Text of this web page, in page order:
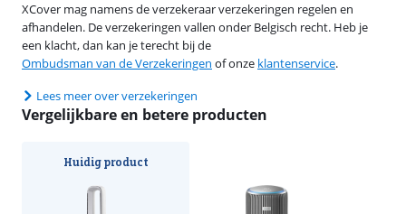
XCover mag namens de verzekeraar verzekeringen regelen en
afhandelen. De verzekeringen vallen onder Belgisch recht. Heb je
een klacht, dan kan je terecht bij de
Ombudsman van de Verzekeringen of onze klantenservice.
Lees meer over verzekeringen
Vergelijkbare en betere producten
Huidig product